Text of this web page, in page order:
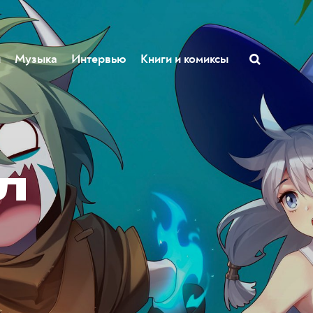
Музыка Интервью Книги и комиксы